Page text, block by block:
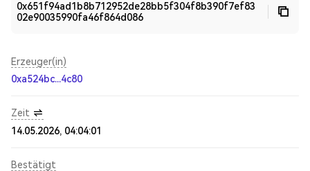
0x651f94ad1b8b712952de28bb5f304f8b390f7ef83
02e90035990fa46f864d086
Erzeuger(in)
0xa524bc...4c80
Zeit
14.05.2026, 04:04:01
Bestätigt